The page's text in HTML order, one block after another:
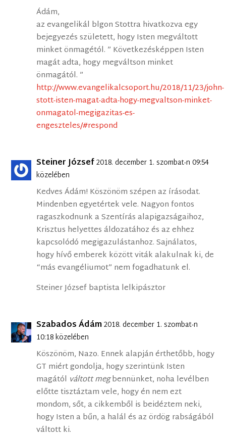
Ádám,
az evangelikál blgon Stottra hivatkozva egy
bejegyezés született, hogy Isten megváltott
minket önmagétól. ” Következésképpen Isten
magát adta, hogy megváltson minket
önmagától. ”
http://www.evangelikalcsoport.hu/2018/11/23/john-
stott-isten-magat-adta-hogy-megvaltson-minket-
onmagatol-megigazitas-es-
engeszteles/#respond
Steiner József2018. december 1. szombat-n 09:54
közelében
Kedves Ádám! Köszönöm szépen az írásodat.
Mindenben egyetértek vele. Nagyon fontos
ragaszkodnunk a Szentírás alapigazságaihoz,
Krisztus helyettes áldozatához és az ehhez
kapcsolódó megigazulástanhoz. Sajnálatos,
hogy hívő emberek között viták alakulnak ki, de
“más evangéliumot” nem fogadhatunk el.
Steiner József baptista lelkipásztor
Szabados Ádám2018. december 1. szombat-n
10:18 közelében
Köszönöm, Nazo. Ennek alapján érthetőbb, hogy
GT miért gondolja, hogy szerintünk Isten
magától váltott megbennünket, noha levélben
előtte tisztáztam vele, hogy én nem ezt
mondom, sőt, a cikkemből is beidéztem neki,
hogy Isten a bűn, a halál és az ördög rabságából
váltott ki.